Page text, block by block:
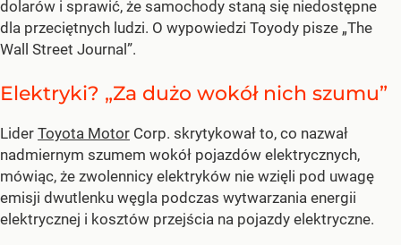
dolarów i sprawić, że samochody staną się niedostępne
dla przeciętnych ludzi. O wypowiedzi Toyody pisze „The
Wall Street Journal”.
Elektryki? „Za dużo wokół nich szumu”
Lider Toyota Motor Corp. skrytykował to, co nazwał
nadmiernym szumem wokół pojazdów elektrycznych,
mówiąc, że zwolennicy elektryków nie wzięli pod uwagę
emisji dwutlenku węgla podczas wytwarzania energii
elektrycznej i kosztów przejścia na pojazdy elektryczne.